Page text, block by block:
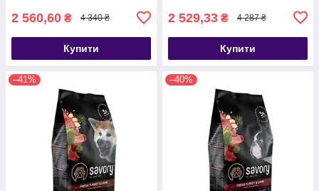
2 560,60 ₴ 4 340 ₴
Купити
2 529,33 ₴ 4 287 ₴
Купити
–41% –40%